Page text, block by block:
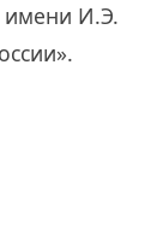
имени И.Э.